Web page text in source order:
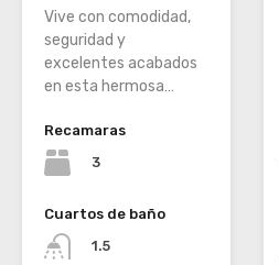
Vive con comodidad,
seguridad y
excelentes acabados
en esta hermosa…
Recamaras
3
Cuartos de baño
1.5